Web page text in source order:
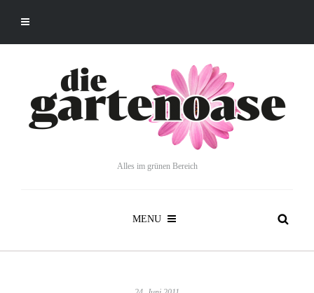
Alles im grünen Bereich
MENU